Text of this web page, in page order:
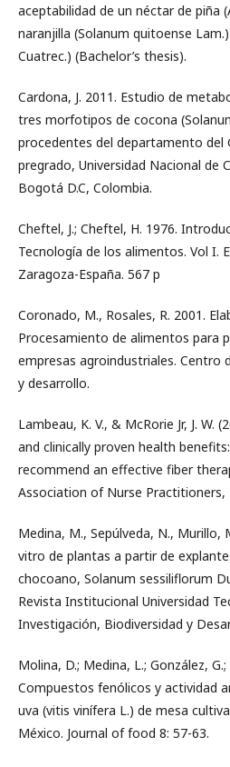
aceptabilidad de un néctar de piña
naranjilla (Solanum quitoense
Cuatrec.) (Bachelor’s thesis).
Cardona, J. 2011. Estudio de
tres morfotipos de cocona
procedentes del departamento del
pregrado, Universidad Nacional de
Bogotá D.C, Colombia.
Cheftel, J.; Cheftel, H. 1976.
Tecnología de los alimentos. Vol I.
Zaragoza-España. 567 p
Coronado, M., Rosales, R. 2001.
Procesamiento de alimentos para
empresas agroindustriales. Centro
y desarrollo.
Lambeau, K. V., & McRorie Jr, J. W.
and clinically proven health
recommend an effective fiber
Association of Nurse Practitioners,
Medina, M., Sepúlveda, N., Murillo,
vitro de plantas a partir de
chocoano, Solanum sessiliflorum
Revista Institucional Universidad
Investigación, Biodiversidad y
Molina, D.; Medina, L.; González,
Compuestos fenólicos y actividad
uva (vitis vinífera L.) de mesa
México. Journal of food 8: 57-63.